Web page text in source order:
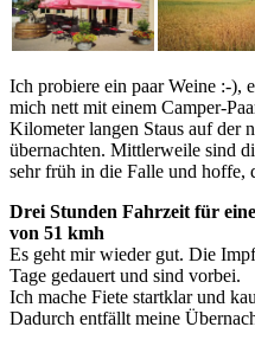
Ich probiere ein paar Weine :-),
mich nett mit einem Camper-
Kilometer langen Staus auf der
übernachten. Mittlerweile sind
sehr früh in die Falle und hoffe,
Drei Stunden Fahrzeit für
von 51 kmh
Es geht mir wieder gut. Die
Tage gedauert und sind vorbei.
Ich mache Fiete startklar und
Dadurch entfällt meine